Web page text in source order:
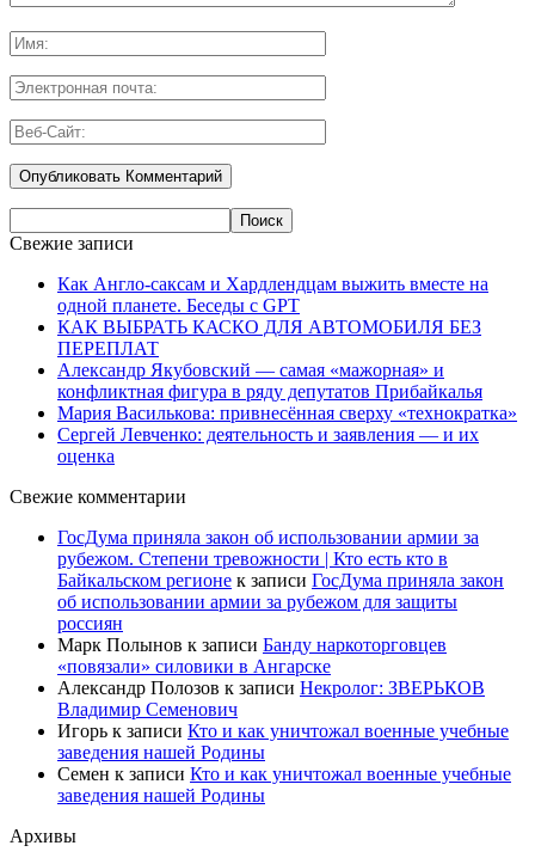
Свежие записи
Как Англо-саксам и Хардлендцам выжить вместе на
одной планете. Беседы с GPT
КАК ВЫБРАТЬ КАСКО ДЛЯ АВТОМОБИЛЯ БЕЗ
ПЕРЕПЛАТ
Александр Якубовский — самая «мажорная» и
конфликтная фигура в ряду депутатов Прибайкалья
Мария Василькова: привнесённая сверху «технократка»
Сергей Левченко: деятельность и заявления — и их
оценка
Свежие комментарии
ГосДума приняла закон об использовании армии за
рубежом. Степени тревожности | Кто есть кто в
Байкальском регионе к записи ГосДума приняла закон
об использовании армии за рубежом для защиты
россиян
Марк Полынов к записи Банду наркоторговцев
«повязали» силовики в Ангарске
Александр Полозов к записи Некролог: ЗВЕРЬКОВ
Владимир Семенович
Игорь к записи Кто и как уничтожал военные учебные
заведения нашей Родины
Семен к записи Кто и как уничтожал военные учебные
заведения нашей Родины
Архивы